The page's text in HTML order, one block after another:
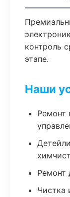
контроль
этапе.
Наши
Ремонт
Ремонт
Чистка